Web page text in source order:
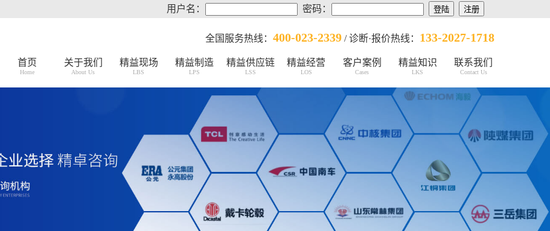
用户名： 密码：
全国服务热线： 400-023-2339 / 诊断·报价热线： 133-2027-1718
首页
Home
关于我们
About Us
精益现场
LBS
精益制造
LPS
精益供应链
LSS
精益经营
LOS
客户案例
Cases
精益知识
LKS
联系我们
Contact Us